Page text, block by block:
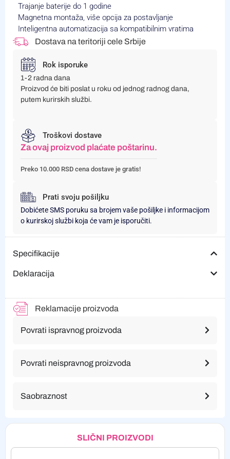
Trajanje baterije do 1 godine
Magnetna montaža, više opcija za postavljanje
Inteligentna automatizacija sa kompatibilnim vratima
Dostava na teritoriji cele Srbije
Rok isporuke
1-2 radna dana
Proizvod će biti poslat u roku od jednog radnog dana,
putem kurirskih službi.
Troškovi dostave
Za ovaj proizvod plaćate poštarinu.
Preko 10.000 RSD cena dostave je gratis!
Prati svoju pošiljku
Dobićete SMS poruku sa brojem vaše pošiljke i informacijom
o kurirskoj službi koja će vam je isporučiti.
Specifikacije
Deklaracija
Reklamacije proizvoda
Povrati ispravnog proizvoda
Povrati neispravnog proizvoda
Saobraznost
SLIČNI PROIZVODI